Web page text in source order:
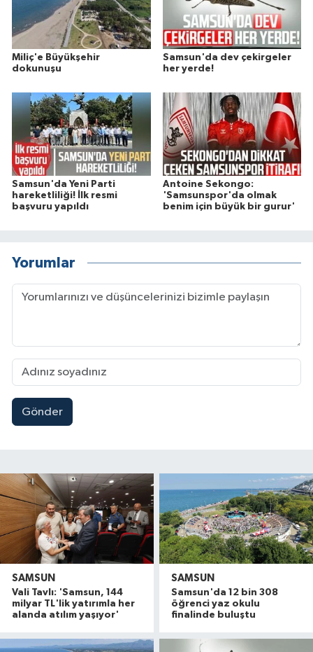
Miliç'e Büyükşehir
dokunuşu
Samsun'da dev çekirgeler
her yerde!
Samsun'da Yeni Parti
hareketliliği! İlk resmi
başvuru yapıldı
Antoine Sekongo:
'Samsunspor'da olmak
benim için büyük bir gurur'
Yorumlar
Gönder
SAMSUN
Vali Tavlı: 'Samsun, 144
milyar TL'lik yatırımla her
alanda atılım yaşıyor'
SAMSUN
Samsun'da 12 bin 308
öğrenci yaz okulu
finalinde buluştu